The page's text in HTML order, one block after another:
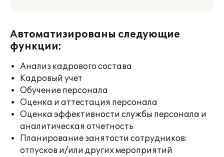
Автоматизированы следующие
функции:
Анализ кадрового состава
Кадровый учет
Обучение персонала
Оценка и аттестация персонала
Оценка эффективности службы персонала и
аналитическая отчетность
Планирование занятости сотрудников:
отпусков и/или других мероприятий